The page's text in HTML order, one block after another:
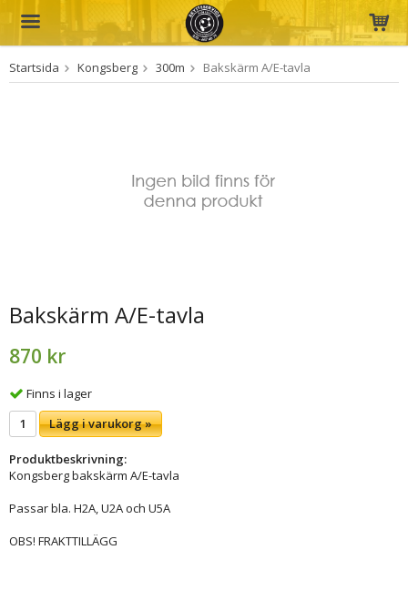
Produkten har blivit tillagd i varukorgen
Startsida Kongsberg 300m Bakskärm A/E-tavla
Bakskärm A/E-tavla
870 kr
Finns i lager
Lägg i varukorg »
Produktbeskrivning:
Kongsberg bakskärm A/E-tavla
Passar bla. H2A, U2A och U5A
OBS! FRAKTTILLÄGG